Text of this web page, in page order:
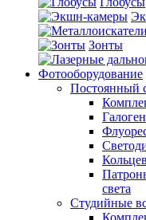
Зонты
Фотооборудование
Постоянный
света
Студийные